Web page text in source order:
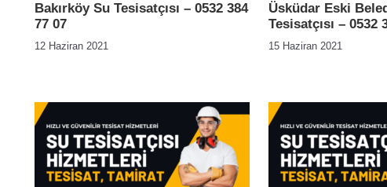
Bakırköy Su Tesisatçısı – 0532 384
77 07
12 Haziran 2021
Üsküdar Eski
Tesisatçısı – 0532
15 Haziran 2021